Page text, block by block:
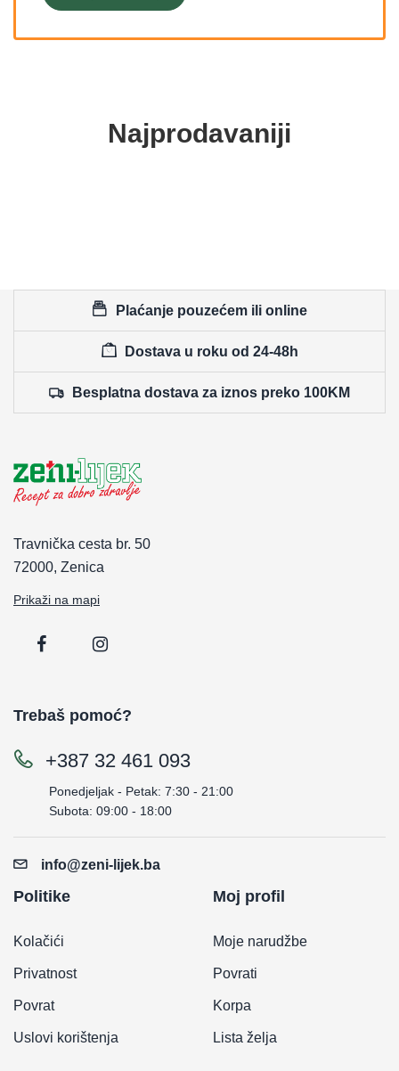
Najprodavaniji
Plaćanje pouzećem ili online
Dostava u roku od 24-48h
Besplatna dostava za iznos preko 100KM
Travnička cesta br. 50
72000, Zenica
Prikaži na mapi
Trebaš pomoć?
+387 32 461 093
Ponedjeljak - Petak: 7:30 - 21:00
Subota: 09:00 - 18:00
info@zeni-lijek.ba
Politike
Kolačići
Privatnost
Povrat
Uslovi korištenja
Moj profil
Moje narudžbe
Povrati
Korpa
Lista želja